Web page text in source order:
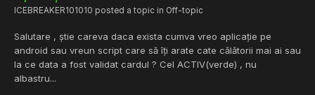
ICEBREAKER101010 posted a topic in Off-topic
Salutare , știe careva daca exista cumva vreo aplicație pe
android sau vreun script care să îți arate cate călătorii mai ai sau
la ce data a fost validat cardul ? Cel ACTIV(verde) , nu
albastru...